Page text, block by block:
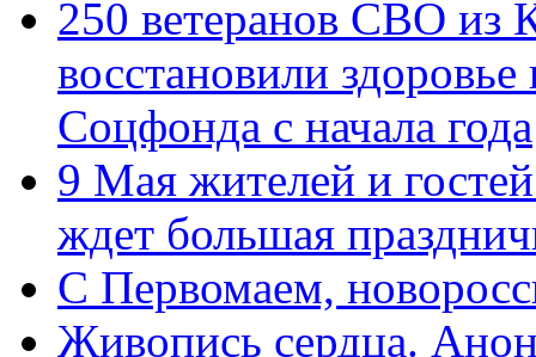
250 ветеранов СВО из
восстановили
Соцфонда с начала года
9 Мая жителей и
ждет большая
C Первомаем,
Живопись сердца.